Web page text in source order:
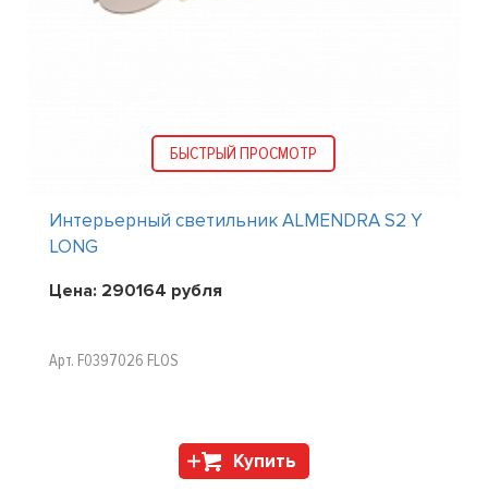
БЫСТРЫЙ ПРОСМОТР
Интерьерный светильник ALMENDRA S2 Y
LONG
Цена: 290164 рубля
Арт. F0397026 FLOS
Купить